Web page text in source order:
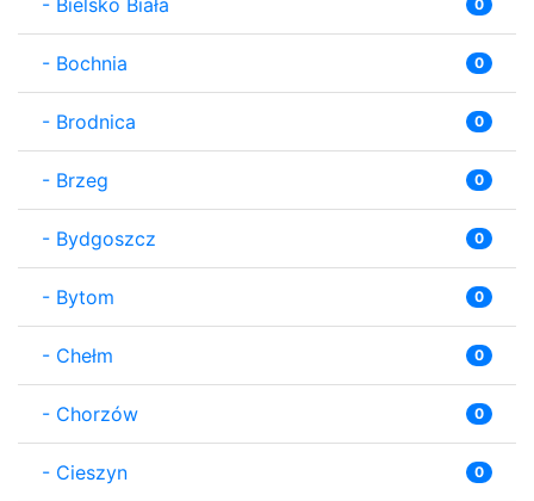
0
- Bochnia 0
- Brodnica 0
- Brzeg 0
- Bydgoszcz 0
- Bytom 0
- Chełm 0
- Chorzów 0
- Cieszyn 0